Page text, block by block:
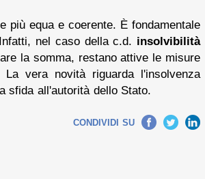
più equa e coerente. È fondamentale
nel caso della c.d. insolvibilità
la somma, restano attive le misure
La vera novità riguarda l'insolvenza
sfida all'autorità dello Stato.
CONDIVIDI SUFacebookTwitterLinkedIn